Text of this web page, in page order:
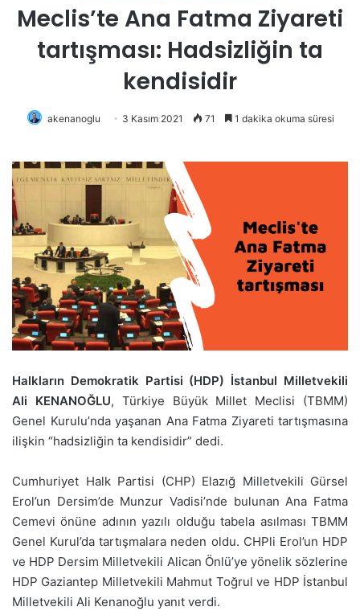
Meclis’te Ana Fatma Ziyareti
tartışması: Hadsizliğin ta
kendisidir
akenanoglu 3 Kasım 2021 71 1 dakika okuma süresi
Halkların Demokratik Partisi (HDP) İstanbul Milletvekili
Ali KENANOĞLU, Türkiye Büyük Millet Meclisi (TBMM)
Genel Kurulu’nda yaşanan Ana Fatma Ziyareti tartışmasına
ilişkin “hadsizliğin ta kendisidir” dedi.
Cumhuriyet Halk Partisi (CHP) Elazığ Milletvekili Gürsel
Erol’un Dersim’de Munzur Vadisi’nde bulunan Ana Fatma
Cemevi önüne adının yazılı olduğu tabela asılması TBMM
Genel Kurul’da tartışmalara neden oldu. CHPli Erol’un HDP
ve HDP Dersim Milletvekili Alican Önlü’ye yönelik sözlerine
HDP Gaziantep Milletvekili Mahmut Toğrul ve HDP İstanbul
Milletvekili Ali Kenanoğlu yanıt verdi.